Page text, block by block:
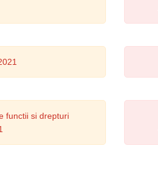
functii si drepturi